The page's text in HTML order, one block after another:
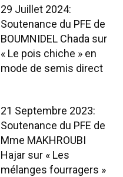
29 Juillet 2024:
Soutenance du PFE de
BOUMNIDEL Chada sur
« Le pois chiche » en
mode de semis direct
21 Septembre 2023:
Soutenance du PFE de
Mme MAKHROUBI
Hajar sur « Les
mélanges fourragers »